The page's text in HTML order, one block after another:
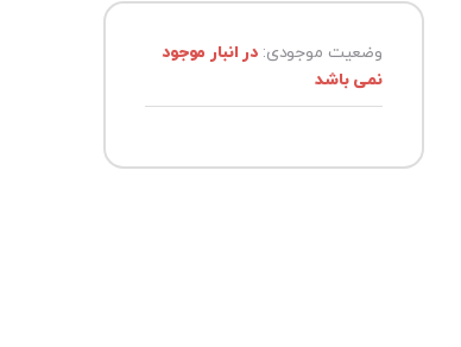
وضعیت موجودی:در انبار موجود
نمی باشد